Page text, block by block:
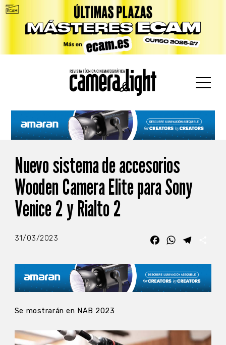
Nuevo sistema de accesorios
Wooden Camera Elite para Sony
Venice 2 y Rialto 2
31/03/2023 FacebookWhatsApp
Se mostrarán en NAB 2023